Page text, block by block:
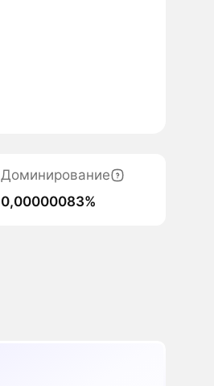
Доминирование
0,00000083%